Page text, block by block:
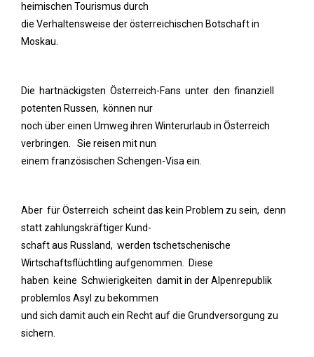
heimischen Tourismus durch
die Verhaltensweise der österreichischen Botschaft in
Moskau.
Die hartnäckigsten Österreich-Fans unter den finanziell
potenten Russen, können nur
noch über einen Umweg ihren Winterurlaub in Österreich
verbringen. Sie reisen mit nun
einem französischen Schengen-Visa ein.
Aber für Österreich scheint das kein Problem zu sein, denn
statt zahlungskräftiger Kund-
schaft aus Russland, werden tschetschenische
Wirtschaftsflüchtling aufgenommen. Diese
haben keine Schwierigkeiten damit in der Alpenrepublik
problemlos Asyl zu bekommen
und sich damit auch ein Recht auf die Grundversorgung zu
sichern.